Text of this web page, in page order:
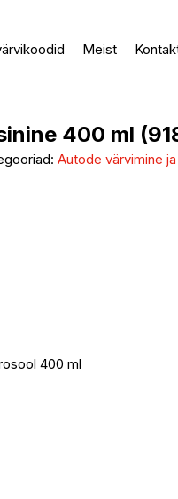
Meist
400 ml
Autode värvimine
400 ml